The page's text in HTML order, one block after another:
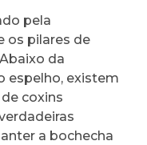
pela
os pilares de
da
espelho, existem
coxins
a bochecha